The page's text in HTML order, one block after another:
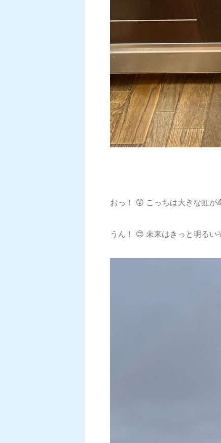
おっ！ 😲 こっちは大きな虹が
うん！ 😊 未来はきっと明るい